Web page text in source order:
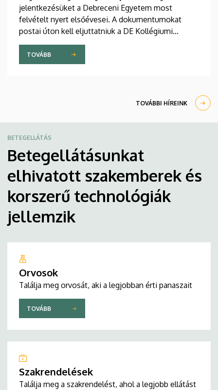
jelentkezésüket a Debreceni Egyetem most
felvételt nyert elsőévesei. A dokumentumokat
postai úton kell eljuttatniuk a DE Kollégiumi
Felvételi és Szociális Iroda címére. A kollégiumi
férőhelyekről a gólyák a Kollégiumi Felvételi és
Szociális Bizottság döntését követően, augusztus
TOVÁBB
TOVÁBBI HÍREINK
BETEGELLÁTÁS
Betegellátásunkat
elhivatott szakemberek és
korszerű technológiák
jellemzik
Orvosok
Találja meg orvosát, aki a legjobban érti panaszait
TOVÁBB
Szakrendelések
Találja meg a szakrendelést, ahol a legjobb ellátást